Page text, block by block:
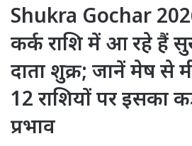
Shukra Gochar
कर्क राशि में आ रहे हैं
दाता शुक्र; जानें मेष से
12 राशियों पर इसका
प्रभाव